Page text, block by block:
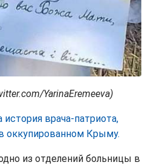
YarinaEremeeva)
история врача-патриота,
оккупированном Крыму.
из отделений больницы в